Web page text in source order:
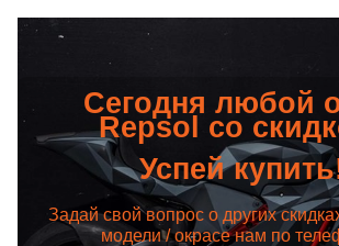
Сегодня любой
Repsol со
Успей
Задай свой вопрос о других
модели / окрасе нам по